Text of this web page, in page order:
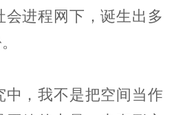
会进程网下，诞生出多
中，我不是把空间当作